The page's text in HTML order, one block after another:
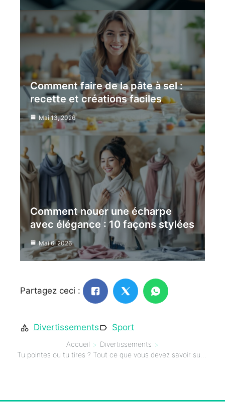
Comment faire de la pâte à sel :
recette et créations faciles
Mai 13, 2026
Comment nouer une écharpe
avec élégance : 10 façons stylées
Mai 6, 2026
Partagez ceci :
Divertissements Sport
Accueil
Divertissements